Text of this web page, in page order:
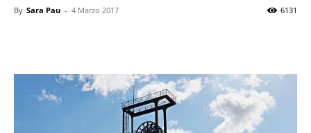
By Sara Pau - 4 Marzo 2017 6131